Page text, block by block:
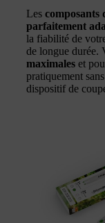
Les composants
parfaitement
la fiabilité de
de longue durée.
maximales et
pratiquement
dispositif de